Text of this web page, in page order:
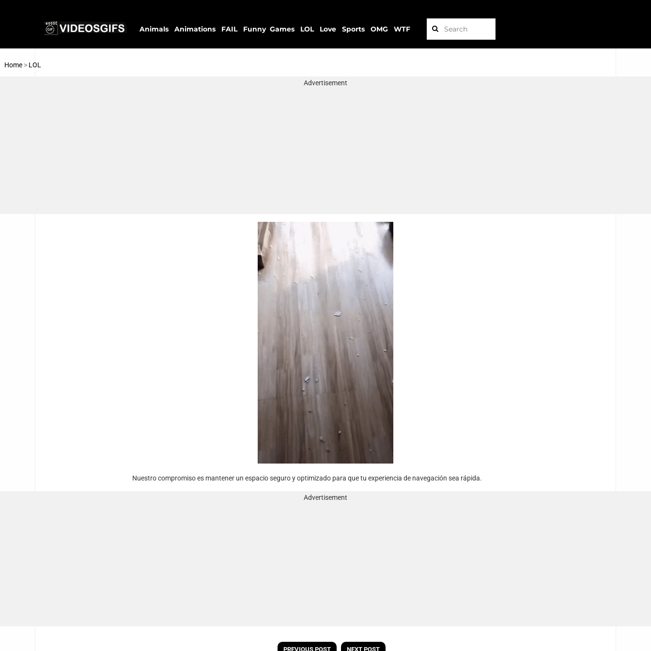
Animals Animations FAIL Funny Games LOL Love Sports OMG WTF
Home > LOL
Advertisement
Nuestro compromiso es mantener un espacio seguro y optimizado para que tu experiencia de navegación sea rápida.
Advertisement
PREVIOUS POST NEXT POST